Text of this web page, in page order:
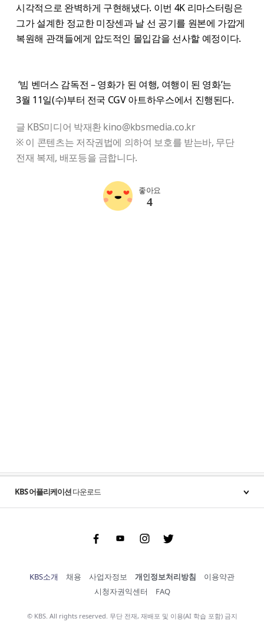
시각적으로 완벽하게 구현해냈다. 이번 4K 리마스터링은
그가 설계한 정교한 미장센과 날 선 공기를 원본에 가깝게
복원해 관객들에게 압도적인 몰입감을 선사할 예정이다.
‘빔 벤더스 감독전 – 영화가 된 여행, 여행이 된 영화’는
3월 11일(수)부터 전국 CGV 아트하우스에서 진행된다.
글 KBS미디어 박재환 kino@kbsmedia.co.kr
※ 이 콘텐츠는 저작권법에 의하여 보호를 받는바, 무단
전재 복제, 배포등을 금합니다.
좋아요
4
KBS 어플리케이션다운로드
FacebookYoutubeInstgram Twitter
KBS소개 채용 사업자정보 개인정보처리방침
이용약관
시청자권익센터
FAQ
© KBS. All rights reserved. 무단 전재, 재배포 및 이용(AI 학습 포함) 금지